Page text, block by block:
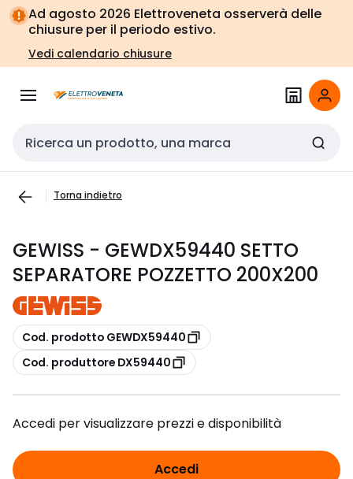
Vai alla
navigazione
Vai
alla
pagina
Ad agosto 2026 Elettroveneta osserverà delle
chiusure per il periodo estivo.
Vedi calendario chiusure
Cerca input
Torna indietro
GEWISS - GEWDX59440 SETTO
SEPARATORE POZZETTO 200X200
copia
Cod. prodotto GEWDX59440
copia
Cod. produttore DX59440
Accedi per visualizzare prezzi e disponibilità
Accedi